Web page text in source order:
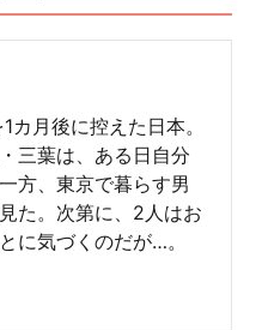
月後に控えた日本。
三葉は、ある日自分
方、東京で暮らす男
た。次第に、2人はお
に気づくのだが…。